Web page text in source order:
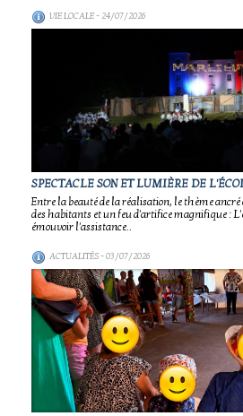
VIE LOCALE- 24/07/2026
SPECTACLE SON ET LUMIÈRE DE
Entre la beauté de la réalisation, le thème
des habitants et un feu d'artifice magnifique :
émouvoir l'assistance..
ACTUALITÉS- 03/07/2026